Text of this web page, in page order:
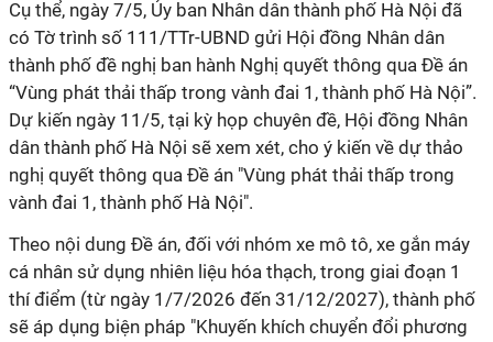
Cụ thể, ngày 7/5, Ủy ban Nhân dân thành phố Hà Nội đã
có Tờ trình số 111/TTr-UBND gửi Hội đồng Nhân dân
thành phố đề nghị ban hành Nghị quyết thông qua Đề án
“Vùng phát thải thấp trong vành đai 1, thành phố Hà Nội”.
Dự kiến ngày 11/5, tại kỳ họp chuyên đề, Hội đồng Nhân
dân thành phố Hà Nội sẽ xem xét, cho ý kiến về dự thảo
nghị quyết thông qua Đề án "Vùng phát thải thấp trong
vành đai 1, thành phố Hà Nội".
Theo nội dung Đề án, đối với nhóm xe mô tô, xe gắn máy
cá nhân sử dụng nhiên liệu hóa thạch, trong giai đoạn 1
thí điểm (từ ngày 1/7/2026 đến 31/12/2027), thành phố
sẽ áp dụng biện pháp "Khuyến khích chuyển đổi phương